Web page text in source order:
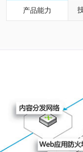
产品能力